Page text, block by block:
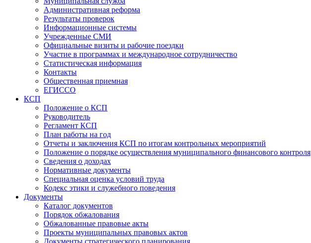
Административная реформа
Результаты проверок
Информационные системы
Учрежденные СМИ
Официальные визиты и рабочие поездки
Участие в программах и международное сотрудничество
Статистическая информация
Контакты
Общественная приемная
ЕГИССО
КСП
Положение о КСП
Руководитель
Регламент КСП
План работы на год
Отчеты и заключения КСП по итогам контрольных мероприятий
Положение о порядке осуществления муниципального финансового контроля
Сведения о доходах
Нормативные документы
Специальная оценка условий труда
Кодекс этики и служебного поведения
Документы
Каталог документов
Порядок обжалования
Обжалованные правовые акты
Проекты муниципальных правовых актов
Документы стратегического планирования